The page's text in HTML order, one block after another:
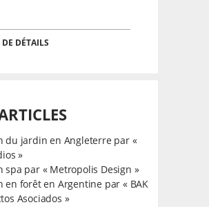
DÉTAILS
du jardin en Angleterre par «
»
spa par « Metropolis Design »
en forêt en Argentine par « BAK
Asociados »